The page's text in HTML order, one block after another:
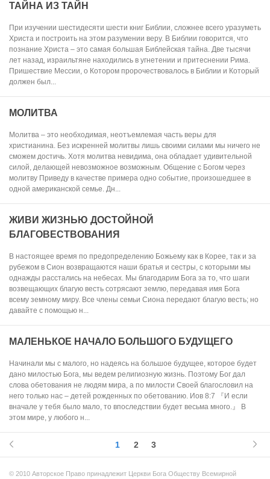
ТАЙНА ИЗ ТАЙН
При изучении шестидесяти шести книг Библии, сложнее всего уразуметь
Христа и построить на этом разумении веру. В Библии говорится, что
познание Христа – это самая большая Библейская тайна. Две тысячи
лет назад, израильтяне находились в угнетении и притеснении Рима.
Пришествие Мессии, о Котором пророчествовалось в Библии и Который
должен был...
МОЛИТВА
Молитва – это необходимая, неотъемлемая часть веры для
христианина. Без искренней молитвы лишь своими силами мы ничего не
сможем достичь. Хотя молитва невидима, она обладает удивительной
силой, делающей невозможное возможным. Общение с Богом через
молитву Приведу в качестве примера одно событие, произошедшее в
одной американской семье. Дн...
ЖИВИ ЖИЗНЬЮ ДОСТОЙНОЙ
БЛАГОВЕСТВОВАНИЯ
В настоящее время по предопределению Божьему как в Корее, так и за
рубежом в Сион возвращаются наши братья и сестры, с которыми мы
однажды расстались на небесах. Мы благодарим Бога за то, что шаги
возвещающих благую весть сотрясают землю, передавая имя Бога
всему земному миру. Все члены семьи Сиона передают благую весть; но
давайте с помощью н...
МАЛЕНЬКОЕ НАЧАЛО БОЛЬШОГО БУДУЩЕГО
Начинали мы с малого, но надеясь на большое будущее, которое будет
дано милостью Бога, мы ведем религиозную жизнь. Поэтому Бог дал
слова обетования не людям мира, а по милости Своей благословил на
него только нас – детей рожденных по обетованию. Иов 8:7 『И если
вначале у тебя было мало, то впоследствии будет весьма много.』 В
этом мире, у любого н...
1 2 3
© 2010 Авторское Право принадлежит Церкви Бога Обществу Всемирной